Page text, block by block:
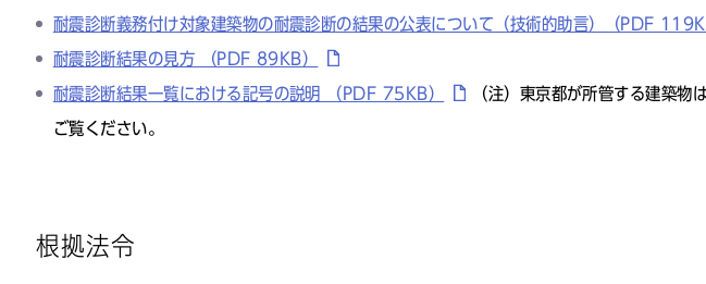
耐震診断義務付け対象建築物の耐震診断の結果の公表について（技術的助言）（PDF
耐震診断結果の見方 （PDF 89KB）
耐震診断結果一覧における記号の説明 （PDF 75KB）
（注）東京都が所管する建築物は
ご覧ください。
根拠法令